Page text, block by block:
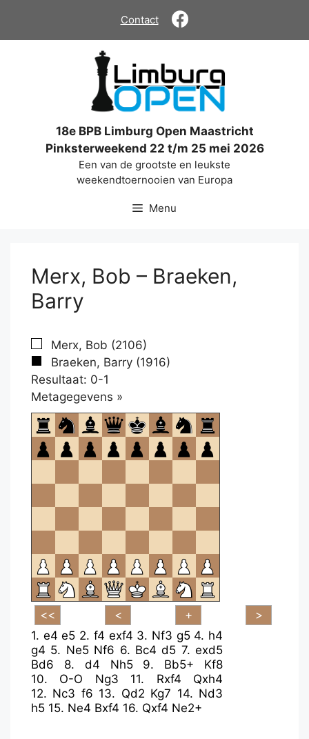
de
Contact
18e BPB Limburg Open Maastricht
Pinksterweekend 22 t/m 25 mei 2026
Een van de grootste en leukste
weekendtoernooien van Europa
Menu
Merx, Bob – Braeken,
Barry
Merx, Bob (2106)
Braeken, Barry (1916)
Resultaat: 0-1
Metagegevens »
om
te
openen.
1. e4 e5 2. f4 exf4 3. Nf3 g5 4. h4
g4 5. Ne5 Nf6 6. Bc4 d5 7. exd5
Bd6
8. d4 Nh5 9. Bb5+
Kf8
10. O-O Ng3 11. Rxf4
Qxh4
12. Nc3 f6 13. Qd2 Kg7 14. Nd3
h5 15. Ne4 Bxf4 16. Qxf4 Ne2+